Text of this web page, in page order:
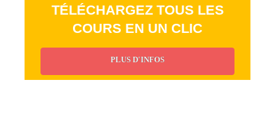
TÉLÉCHARGEZ TOUS LES
COURS EN UN CLIC
PLUS D'INFOS